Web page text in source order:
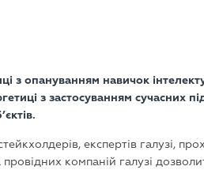
з опануванням навичок
з застосуванням сучасних
експертів галузі,
компаній галузі